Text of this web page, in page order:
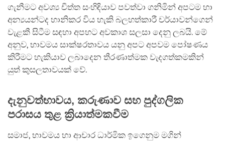
ගැනීමට අවශ්‍ය චිත්ත සංහිඳියාව පවත්වා ගනිමින් අපටම හා
අන්‍යයන්ටද හානිකර විය හැකි බලහත්කාරී චර්යාවන්ගෙන්
වැළකී සිටීම සඳහා අපහට අවකාශ සලසා දෙනු ලබයි. මේ
අනුව, භාවමය සාක්ෂරතාවය යනු අපට අපවම පෝෂණය
කිරීමට හැකියාව ලබාදෙන තීරණාත්මක වැදගත්කමකින්
යුත් කුසලතාවයක් වේ.
දැනුවත්භාවය, කරුණාව සහ පුද්ගලික
පරාසය තුළ ක්‍රියාත්මකවීම
සමාජ, භාවමය හා ආචාර ධාර්මික ඉගෙනුම මගින්